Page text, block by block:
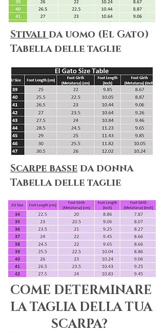
Stivali da uomo (El Gato)
​Tabella delle taglie
Scarpe basse da donna
​Tabella delle taglie
COME DETERMINARE
LA TAGLIA DELLA TUA
SCARPA?